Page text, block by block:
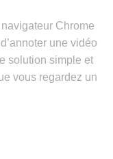
Chrome
une vidéo
solution simple et
vous regardez un